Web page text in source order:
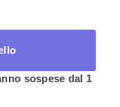
sospese dal 1